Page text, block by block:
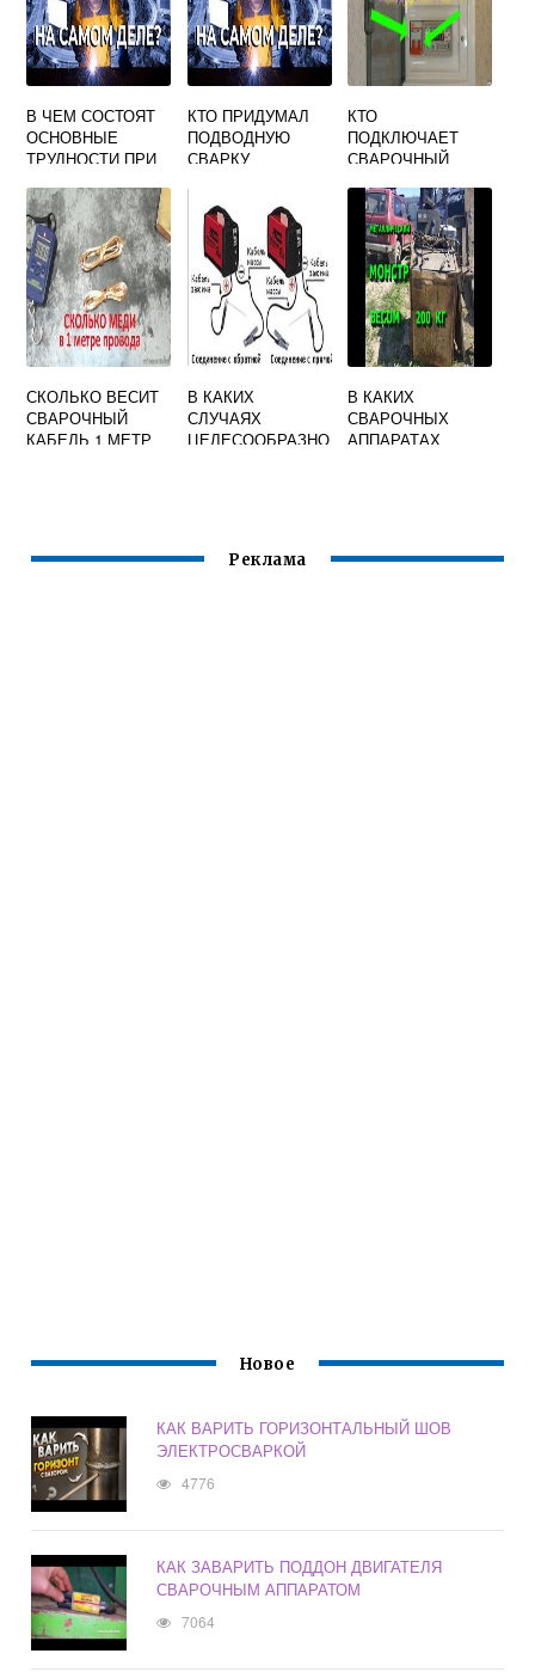
В ЧЕМ СОСТОЯТ
ОСНОВНЫЕ
ТРУДНОСТИ ПРИ
СВАРКИ
ВЫСОКОХРОМИС
ТЫХ СТАЛЕЙ
КТО ПРИДУМАЛ
ПОДВОДНУЮ
СВАРКУ
КТО
ПОДКЛЮЧАЕТ
СВАРОЧНЫЙ
ПИТАНИЯ К
РАСПРЕДЕЛИТЕЛ
ЬНОМУ ЩИТУ
СКОЛЬКО ВЕСИТ
СВАРОЧНЫЙ
КАБЕЛЬ 1 МЕТР
В КАКИХ
СЛУЧАЯХ
ЦЕЛЕСООБРАЗНО
В КАКИХ
СВАРОЧНЫХ
АППАРАТАХ
Реклама
Новое
КАК ВАРИТЬ ГОРИЗОНТАЛЬНЫЙ ШОВ
ЭЛЕКТРОСВАРКОЙ
4776
КАК ЗАВАРИТЬ ПОДДОН ДВИГАТЕЛЯ
СВАРОЧНЫМ АППАРАТОМ
7064